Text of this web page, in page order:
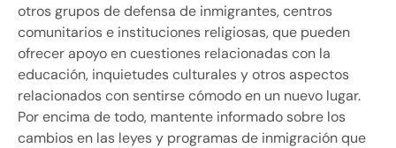
otros grupos de defensa de inmigrantes, centros
comunitarios e instituciones religiosas, que pueden
ofrecer apoyo en cuestiones relacionadas con la
educación, inquietudes culturales y otros aspectos
relacionados con sentirse cómodo en un nuevo lugar.
Por encima de todo, mantente informado sobre los
cambios en las leyes y programas de inmigración que